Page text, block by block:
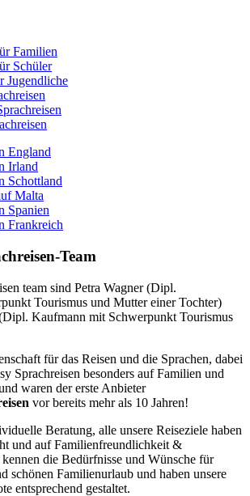
Familien
Schüler
Jugendliche
England
Irland
Schottland
Malta
Spanien
Frankreich
Team
team sind Petra Wagner (Dipl.
Tourismus und Mutter einer Tochter)
Kaufmann mit Schwerpunkt Tourismus
für das Reisen und die Sprachen, dabei
Sprachreisen besonders auf Familien und
waren der erste Anbieter
vor bereits mehr als 10 Jahren!
Beratung, alle unsere Reiseziele haben
und auf Familienfreundlichkeit &
die Bedürfnisse und Wünsche für
schönen Familienurlaub und haben unsere
entsprechend gestaltet.